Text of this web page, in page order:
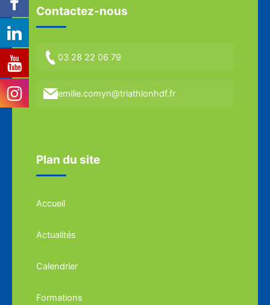
Contactez-nous
03 28 22 06 79
emilie.comyn@triathlonhdf.fr
Plan du site
Accueil
Actualités
Calendrier
Formations